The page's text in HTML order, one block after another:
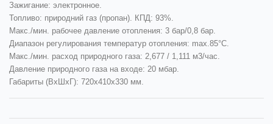
Зажигание: электронное.
Топливо: природний газ (пропан). КПД: 93%.
Макс./мин. рабочее давление отопления: 3 бар/0,8 бар.
Диапазон регулирования температур отопления: max.85°C.
Макс./мин. расход природного газа: 2,677 / 1,111 м3/час.
Давление природного газа на входе: 20 мбар.
Габариты (ВхШхГ): 720х410х330 мм.